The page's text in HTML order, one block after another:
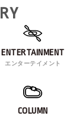
ENTERTAINMENT
エンターテイメント
COLUMN